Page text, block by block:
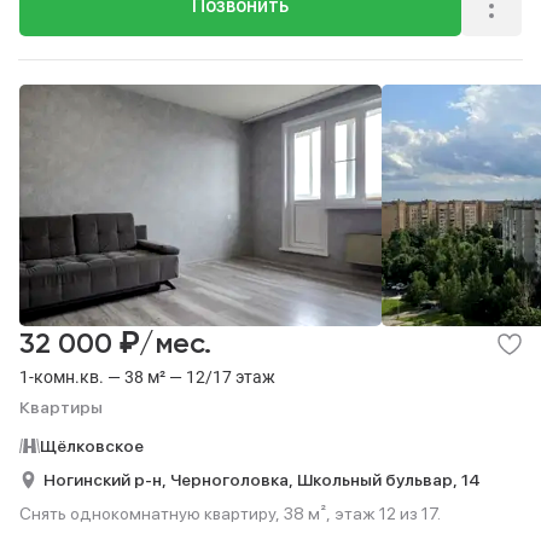
Позвонить
1-комн.кв. — 38 м² — 12/17 этаж
Квартиры
32 000 ₽/мес.
Щёлковское
Ногинский р-н, Черноголовка, Школьный бульвар, 14
Снять однокомнатную квартиру, 38 м², этаж 12 из 17.